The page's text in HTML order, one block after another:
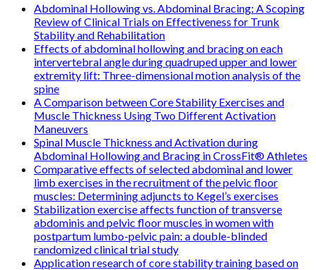
Abdominal Hollowing vs. Abdominal Bracing: A Scoping
Review of Clinical Trials on Effectiveness for Trunk
Stability and Rehabilitation
Effects of abdominal hollowing and bracing on each
intervertebral angle during quadruped upper and lower
extremity lift: Three-dimensional motion analysis of the
spine
A Comparison between Core Stability Exercises and
Muscle Thickness Using Two Different Activation
Maneuvers
Spinal Muscle Thickness and Activation during
Abdominal Hollowing and Bracing in CrossFit® Athletes
Comparative effects of selected abdominal and lower
limb exercises in the recruitment of the pelvic floor
muscles: Determining adjuncts to Kegel’s exercises
Stabilization exercise affects function of transverse
abdominis and pelvic floor muscles in women with
postpartum lumbo-pelvic pain: a double-blinded
randomized clinical trial study
Application research of core stability training based on